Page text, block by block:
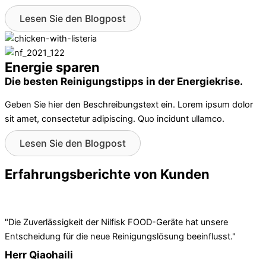
Lesen Sie den Blogpost
Energie sparen
Die besten Reinigungstipps in der Energiekrise.
Geben Sie hier den Beschreibungstext ein. Lorem ipsum dolor
sit amet, consectetur adipiscing. Quo incidunt ullamco.
Lesen Sie den Blogpost
Erfahrungsberichte von Kunden
"Die Zuverlässigkeit der Nilfisk FOOD-Geräte hat unsere
Entscheidung für die neue Reinigungslösung beeinflusst."
Herr Qiaohaili